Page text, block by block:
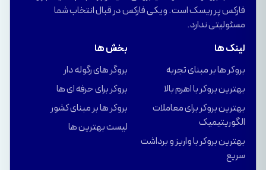
فارکس پر ریسک است. ویکی فارکس در قبال انتخاب شما
مسئولیتی ندارد.
لینک ها
بروکر ها بر مبنای تجربه
بهترین بروکر با اهرم بالا
بهترین بروکر برای معاملات
الگوریتیمیک
بهترین بروکر با واریز و برداشت
سریع
بخش ها
بروگر های رگوله دار
بروکر برای حرفه ای ها
بروکر ها بر مبنای کشور
لیست بهترین ها